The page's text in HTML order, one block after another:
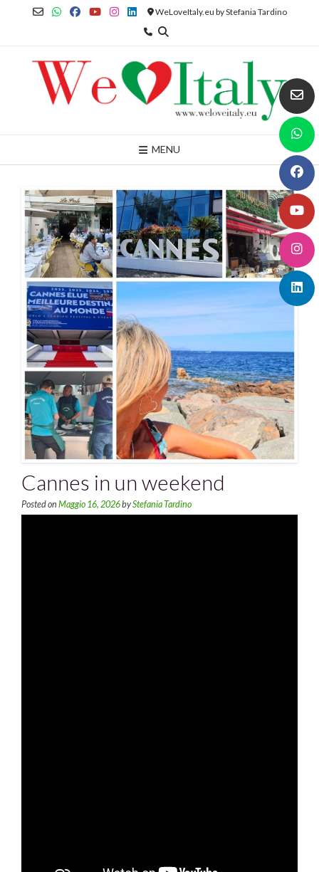
WeLoveItaly.eu by Stefania Tardino
MENU
Cannes in un weekend
Posted on Maggio 16, 2026byStefania Tardino